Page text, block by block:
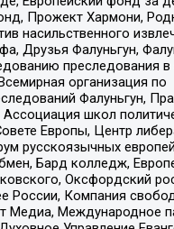
Прожект Хармони,
насильственного
Друзья Фалуньгун,
преследования
организация по
Фалуньгун,
школ
Европы, Центр
русскоязычных
Бард колледж,
Оксфордский
России, Компания
Медиа, Международное